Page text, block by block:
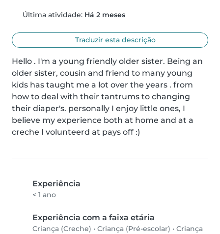
Última atividade: Há 2 meses
Traduzir esta descrição
Hello . I'm a young friendly older sister. Being an
older sister, cousin and friend to many young
kids has taught me a lot over the years . from
how to deal with their tantrums to changing
their diaper's. personally I enjoy little ones, I
believe my experience both at home and at a
creche I volunteerd at pays off :)
Experiência
< 1 ano
Experiência com a faixa etária
Criança (Creche) • Criança (Pré-escolar) • Criança